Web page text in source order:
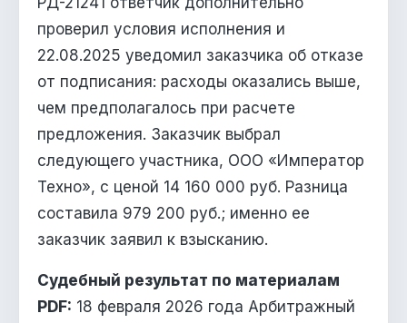
проверил условия исполнения и
22.08.2025 уведомил заказчика об отказе
от подписания: расходы оказались выше,
чем предполагалось при расчете
предложения. Заказчик выбрал
следующего участника, ООО «Император
Техно», с ценой 14 160 000 руб. Разница
составила 979 200 руб.; именно ее
заказчик заявил к взысканию.
Судебный результат по материалам
PDF: 18 февраля 2026 года Арбитражный